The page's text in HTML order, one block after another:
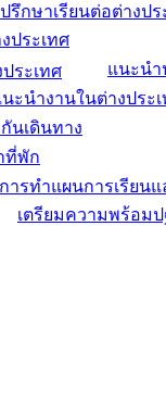
ปรึกษาเรียนต่อต่างปร
ประเทศ
แนะนำ
ะนำงานในต่างประ
นเดินทาง
ที่พัก
ารทำแผนการเรียน
เตรียมความพร้อม